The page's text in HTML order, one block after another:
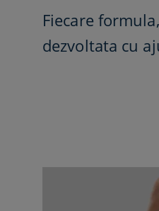
Fiecare
dezvoltata cu